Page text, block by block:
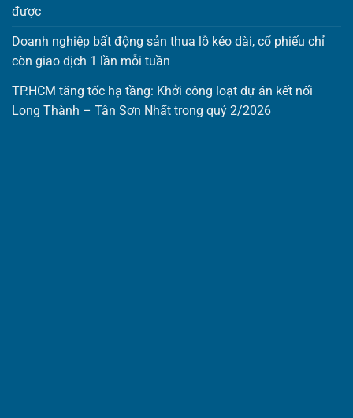
được
Doanh nghiệp bất động sản thua lỗ kéo dài, cổ phiếu chỉ
còn giao dịch 1 lần mỗi tuần
TP.HCM tăng tốc hạ tầng: Khởi công loạt dự án kết nối
Long Thành – Tân Sơn Nhất trong quý 2/2026